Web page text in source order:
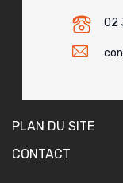
02
PLAN DU SITE
CONTACT